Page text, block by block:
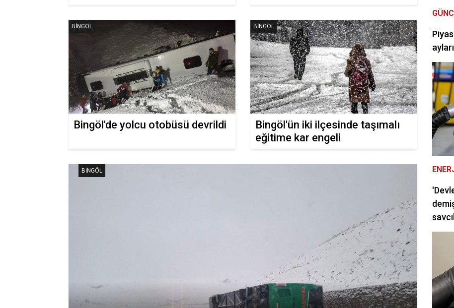
Bingöl'de yolcu otobüsü devrildi
BINGÖL
Bingöl'ün iki ilçesinde taşımalı
eğitime kar engeli
BINGÖL
BINGÖL